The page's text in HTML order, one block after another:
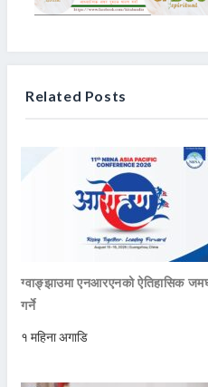
Related Posts
ग्वाङ्झाउमा एनआरएनको ऐतिहासिक
गर्ने
१ महिना अगाडि